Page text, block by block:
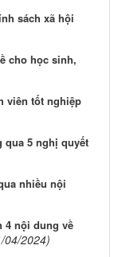
sách xã hội
cho học sinh,
viên tốt nghiệp
qua 5 nghị quyết
nhiều nội
4 nội dung về
04/2024)